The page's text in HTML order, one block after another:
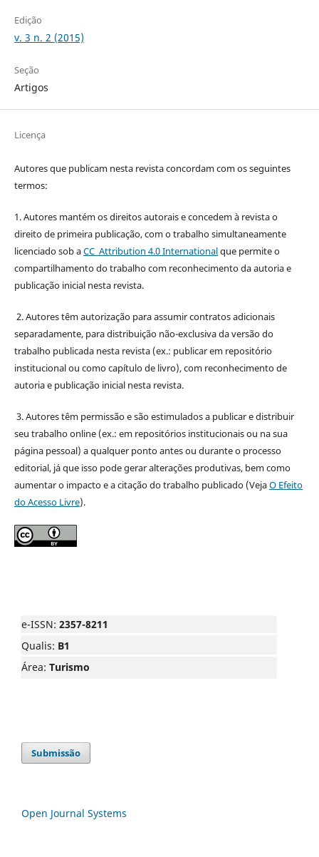
Edição
v. 3 n. 2 (2015)
Seção
Artigos
Licença
Autores que publicam nesta revista concordam com os seguintes
termos:
1. Autores mantém os direitos autorais e concedem à revista o
direito de primeira publicação, com o trabalho simultaneamente
licenciado sob aCC Attribution 4.0 Internationalque permite o
compartilhamento do trabalho com reconhecimento da autoria e
publicação inicial nesta revista.
2. Autores têm autorização para assumir contratos adicionais
separadamente, para distribuição não-exclusiva da versão do
trabalho publicada nesta revista (ex.: publicar em repositório
institucional ou como capítulo de livro), com reconhecimento de
autoria e publicação inicial nesta revista.
3. Autores têm permissão e são estimulados a publicar e distribuir
seu trabalho online (ex.: em repositórios institucionais ou na sua
página pessoal) a qualquer ponto antes ou durante o processo
editorial, já que isso pode gerar alterações produtivas, bem como
aumentar o impacto e a citação do trabalho publicado (VejaO Efeito
do Acesso Livre).
e-ISSN: 2357-8211
Qualis: B1
Área: Turismo
Submissão
Open Journal Systems